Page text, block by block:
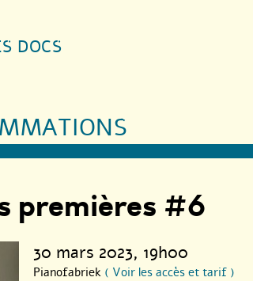
DOCS
premières #6
30 mars 2023, 19h00
Pianofabriek ( Voir les accès et tarif )